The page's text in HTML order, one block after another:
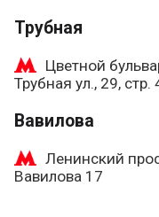
Трубная
Цветной
Трубная ул., 29, стр.
Вавилова
Ленинский
Вавилова 17